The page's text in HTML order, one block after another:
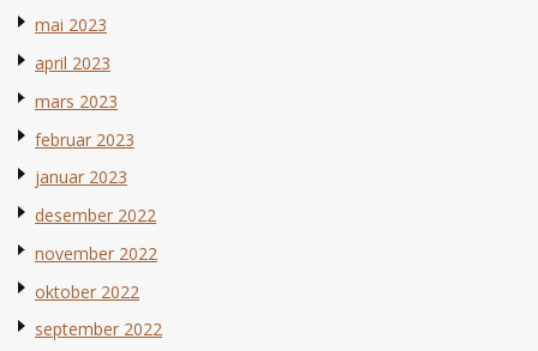
mai 2023
april 2023
mars 2023
februar 2023
januar 2023
desember 2022
november 2022
oktober 2022
september 2022